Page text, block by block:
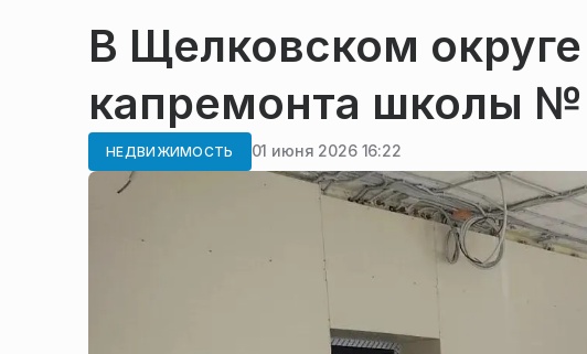
В Щелковском
капремонта школы
НЕДВИЖИМОСТЬ 01 июня 2026 16:22